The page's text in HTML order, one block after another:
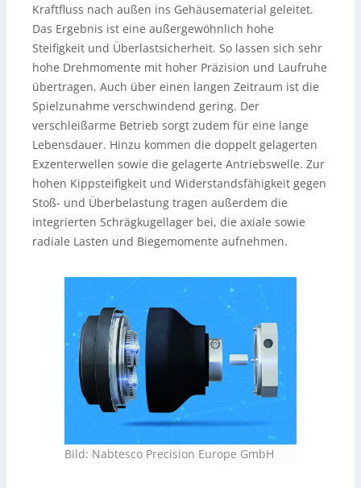
Kraftfluss nach außen ins Gehäusematerial geleitet.
Das Ergebnis ist eine außergewöhnlich hohe
Steifigkeit und Überlastsicherheit. So lassen sich sehr
hohe Drehmomente mit hoher Präzision und Laufruhe
übertragen. Auch über einen langen Zeitraum ist die
Spielzunahme verschwindend gering. Der
verschleißarme Betrieb sorgt zudem für eine lange
Lebensdauer. Hinzu kommen die doppelt gelagerten
Exzenterwellen sowie die gelagerte Antriebswelle. Zur
hohen Kippsteifigkeit und Widerstandsfähigkeit gegen
Stoß- und Überbelastung tragen außerdem die
integrierten Schrägkugellager bei, die axiale sowie
radiale Lasten und Biegemomente aufnehmen.
Bild: Nabtesco Precision Europe GmbH